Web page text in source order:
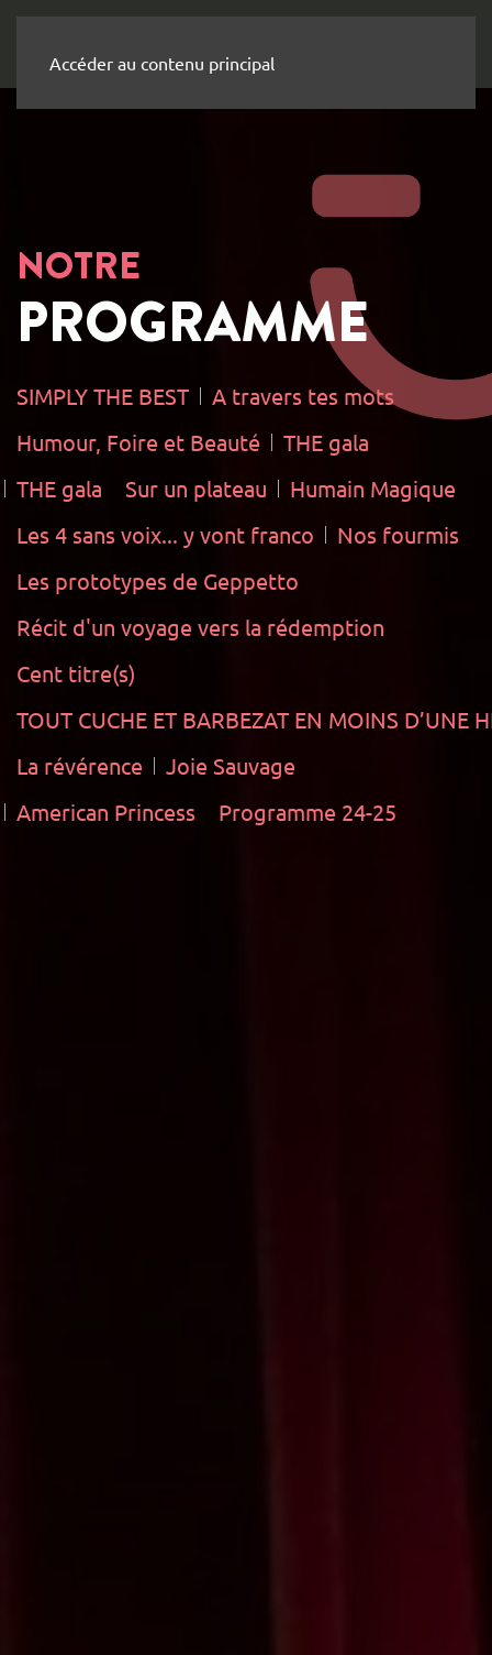
Accéder au contenu principal
NOTRE
PROGRAMME
SIMPLY THE BEST
A travers tes mots
Humour, Foire et Beauté
THE gala
THE gala
Sur un plateau
Humain Magique
Les 4 sans voix... y vont franco
Nos fourmis
Les prototypes de Geppetto
Récit d'un voyage vers la rédemption
Cent titre(s)
TOUT CUCHE ET BARBEZAT EN MOINS D’UNE
La révérence
Joie Sauvage
American Princess
Programme 24-25